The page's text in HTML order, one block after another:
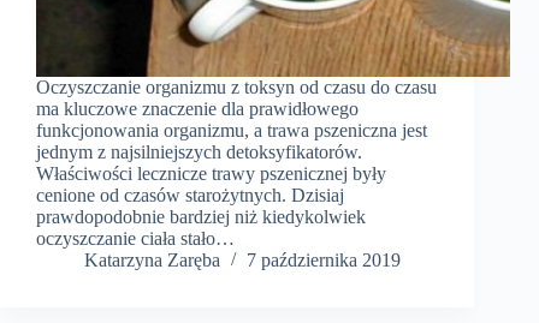
Oczyszczanie organizmu z toksyn od czasu do czasu
ma kluczowe znaczenie dla prawidłowego
funkcjonowania organizmu, a trawa pszeniczna jest
jednym z najsilniejszych detoksyfikatorów.
Właściwości lecznicze trawy pszenicznej były
cenione od czasów starożytnych. Dzisiaj
prawdopodobnie bardziej niż kiedykolwiek
oczyszczanie ciała stało…
Katarzyna Zaręba
7 października 2019